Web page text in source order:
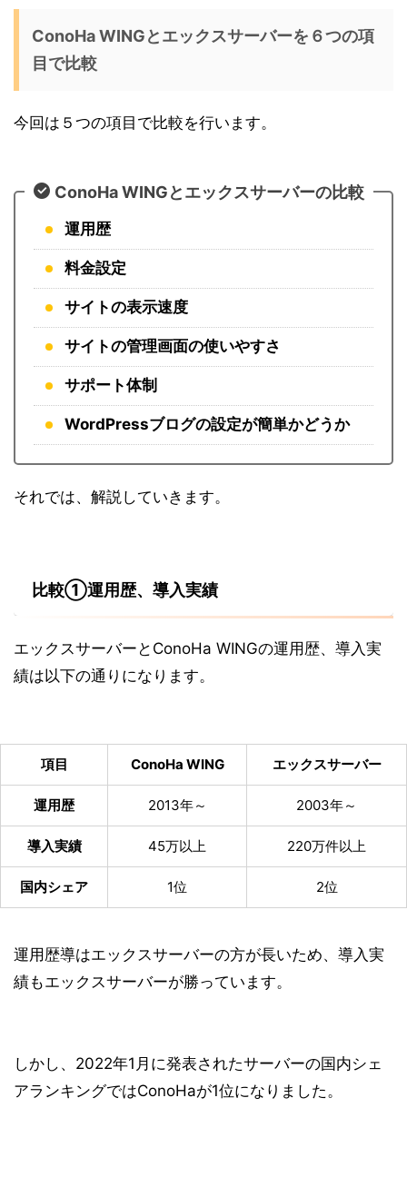
ConoHa WINGとエックスサーバーを６つの項
目で比較
今回は５つの項目で比較を行います。
ConoHa WINGとエックスサーバーの比較
運用歴
料金設定
サイトの表示速度
サイトの管理画面の使いやすさ
サポート体制
WordPressブログの設定が簡単かどうか
それでは、解説していきます。
比較①運用歴、導入実績
エックスサーバーとConoHa WINGの運用歴、導入実
績は以下の通りになります。
項目 ConoHa WING エックスサーバー
運用歴 2013年～ 2003年～
導入実績 45万以上 220万件以上
国内シェア 1位 2位
運用歴導はエックスサーバーの方が長いため、導入実
績もエックスサーバーが勝っています。
しかし、2022年1月に発表されたサーバーの国内シェ
アランキングではConoHaが1位になりました。